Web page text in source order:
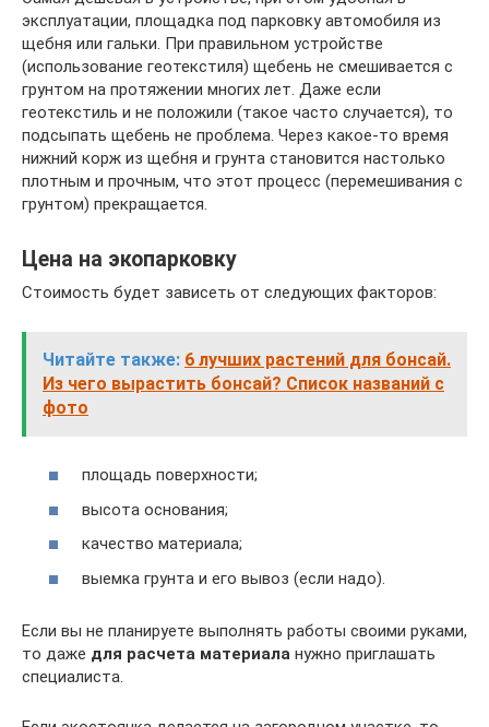
эксплуатации, площадка под парковку автомобиля из
щебня или гальки. При правильном устройстве
(использование геотекстиля) щебень не смешивается с
грунтом на протяжении многих лет. Даже если
геотекстиль и не положили (такое часто случается), то
подсыпать щебень не проблема. Через какое-то время
нижний корж из щебня и грунта становится настолько
плотным и прочным, что этот процесс (перемешивания с
грунтом) прекращается.
Цена на экопарковку
Стоимость будет зависеть от следующих факторов:
Читайте также: 6 лучших растений для бонсай.
Из чего вырастить бонсай? Список названий с
фото
площадь поверхности;
высота основания;
качество материала;
выемка грунта и его вывоз (если надо).
Если вы не планируете выполнять работы своими руками,
то даже для расчета материала нужно приглашать
специалиста.